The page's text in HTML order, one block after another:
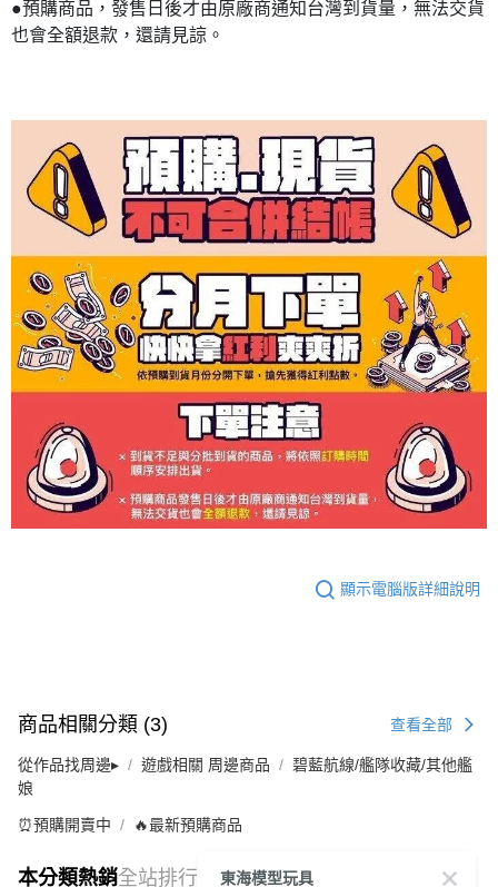
●預購商品，發售日後才由原廠商通知台灣到貨量，無法交貨
也會全額退款，還請見諒。
顯示電腦版詳細說明
商品相關分類 (3) 查看全部
從作品找周邊▸ 遊戲相關 周邊商品
碧藍航線/艦隊收藏/其他艦
娘
⏰預購開賣中 🔥最新預購商品
本分類熱銷全站排行 東海模型玩具